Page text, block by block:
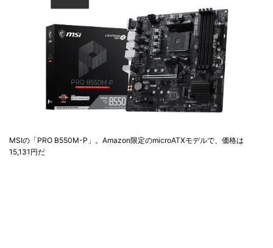
MSIの「PRO B550M-P」。Amazon限定のmicroATXモデルで、価格は
15,131円だ